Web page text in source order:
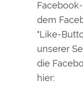
dem
"Like-
unserer
die
hier: